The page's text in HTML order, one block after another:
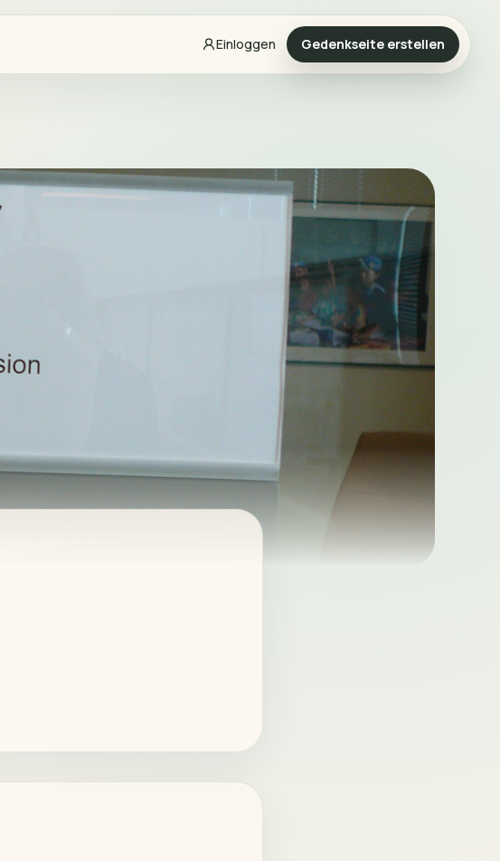
Einloggen Gedenkseite erstellen